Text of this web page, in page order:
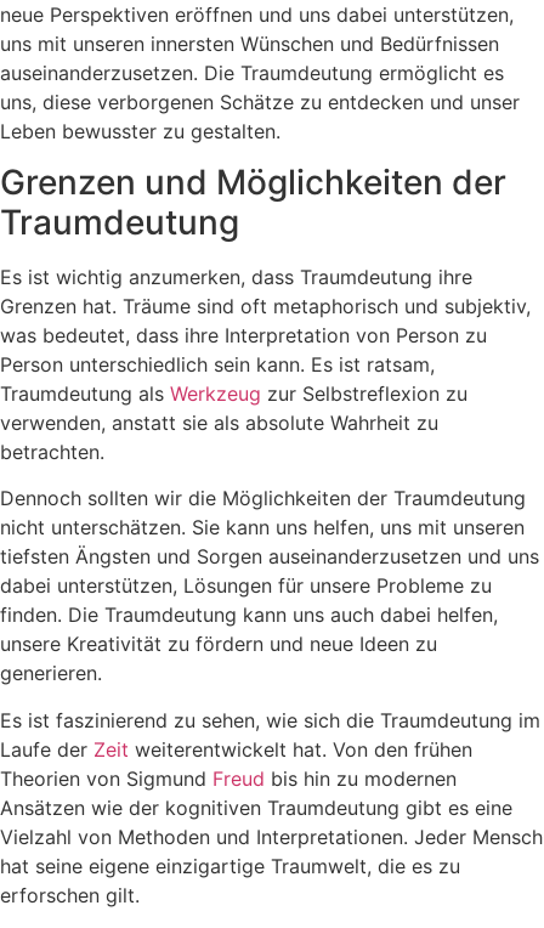
neue Perspektiven eröffnen und uns dabei unterstützen,
uns mit unseren innersten Wünschen und Bedürfnissen
auseinanderzusetzen. Die Traumdeutung ermöglicht es
uns, diese verborgenen Schätze zu entdecken und unser
Leben bewusster zu gestalten.
Grenzen und Möglichkeiten der
Traumdeutung
Es ist wichtig anzumerken, dass Traumdeutung ihre
Grenzen hat. Träume sind oft metaphorisch und subjektiv,
was bedeutet, dass ihre Interpretation von Person zu
Person unterschiedlich sein kann. Es ist ratsam,
Traumdeutung als Werkzeug zur Selbstreflexion zu
verwenden, anstatt sie als absolute Wahrheit zu
betrachten.
Dennoch sollten wir die Möglichkeiten der Traumdeutung
nicht unterschätzen. Sie kann uns helfen, uns mit unseren
tiefsten Ängsten und Sorgen auseinanderzusetzen und uns
dabei unterstützen, Lösungen für unsere Probleme zu
finden. Die Traumdeutung kann uns auch dabei helfen,
unsere Kreativität zu fördern und neue Ideen zu
generieren.
Es ist faszinierend zu sehen, wie sich die Traumdeutung im
Laufe der Zeit weiterentwickelt hat. Von den frühen
Theorien von Sigmund Freud bis hin zu modernen
Ansätzen wie der kognitiven Traumdeutung gibt es eine
Vielzahl von Methoden und Interpretationen. Jeder Mensch
hat seine eigene einzigartige Traumwelt, die es zu
erforschen gilt.